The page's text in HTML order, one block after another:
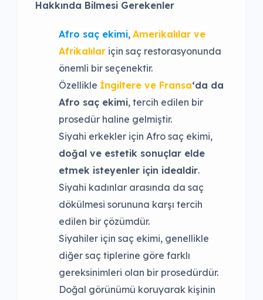
Hakkında Bilmesi Gerekenler
Afro saç ekimi, Amerikalılar ve
Afrikalılar için saç restorasyonunda
önemli bir seçenektir.
Özellikle İngiltere ve Fransa‘da da
Afro saç ekimi, tercih edilen bir
prosedür haline gelmiştir.
Siyahi erkekler için Afro saç ekimi,
doğal ve estetik sonuçlar elde
etmek isteyenler için idealdir.
Siyahi kadınlar arasında da saç
dökülmesi sorununa karşı tercih
edilen bir çözümdür.
Siyahiler için saç ekimi, genellikle
diğer saç tiplerine göre farklı
gereksinimleri olan bir prosedürdür.
Doğal görünümü koruyarak kişinin